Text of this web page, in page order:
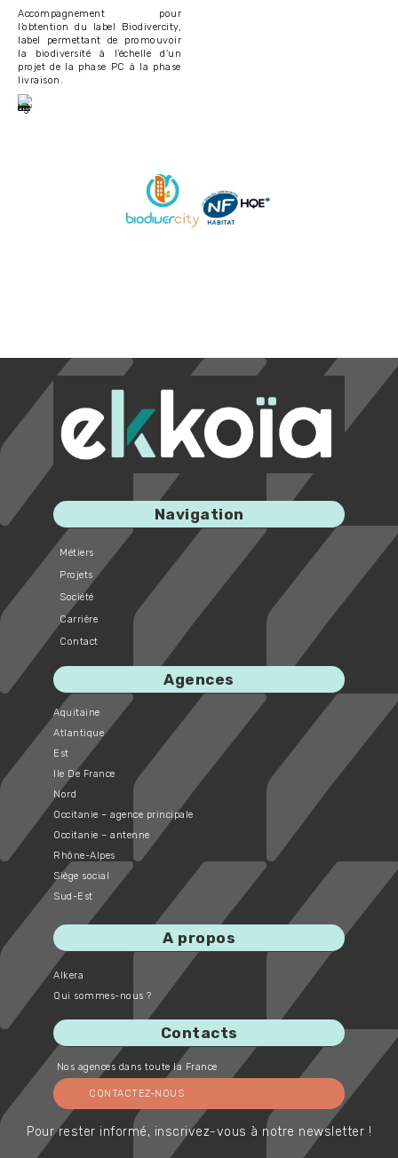
Accompagnement pour
l’obtention du label Biodivercity,
label permettant de promouvoir
la biodiversité à l’échelle d’un
projet de la phase PC à la phase
livraison.
Image
Navigation
Métiers
Projets
Société
Carrière
Contact
Agences
Aquitaine
Atlantique
Est
Ile De France
Nord
Occitanie – agence principale
Occitanie – antenne
Rhône-Alpes
Siège social
Sud-Est
A propos
Alkera
Qui sommes-nous ?
Contacts
Nos agences dans toute la France
CONTACTEZ-NOUS
Pour rester informé, inscrivez-vous à notre newsletter !